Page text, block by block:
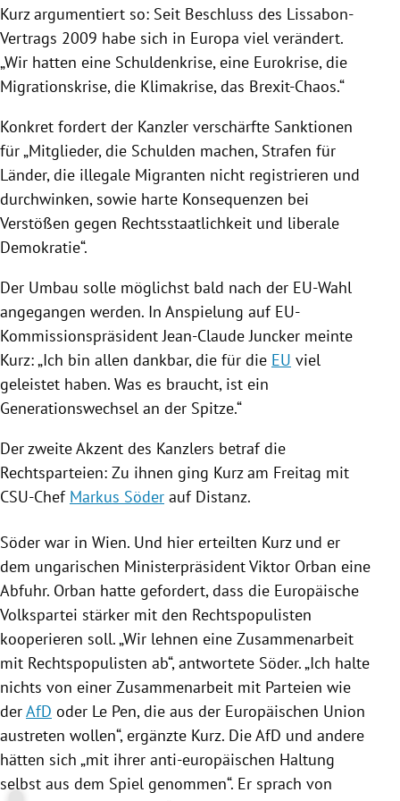
Kurz argumentiert so: Seit Beschluss des Lissabon-
Vertrags 2009 habe sich in Europa viel verändert.
„Wir hatten eine Schuldenkrise, eine Eurokrise, die
Migrationskrise, die Klimakrise, das Brexit-Chaos.“
Konkret fordert der Kanzler verschärfte Sanktionen
für „Mitglieder, die Schulden machen, Strafen für
Länder, die illegale Migranten nicht registrieren und
durchwinken, sowie harte Konsequenzen bei
Verstößen gegen Rechtsstaatlichkeit und liberale
Demokratie“.
Der Umbau solle möglichst bald nach der EU-Wahl
angegangen werden. In Anspielung auf EU-
KommissionspräsidentJean-Claude Juncker meinte
Kurz: „Ich bin allen dankbar, die für die EU viel
geleistet haben. Was es braucht, ist ein
Generationswechsel an der Spitze.“
Der zweite Akzent des Kanzlers betraf die
Rechtsparteien: Zu ihnen ging Kurz am Freitag mit
CSU-Chef Markus Söder auf Distanz.
Söder war in Wien. Und hier erteilten Kurz und er
dem ungarischen MinisterpräsidentViktor Orban eine
Abfuhr. Orban hatte gefordert, dass die Europäische
Volkspartei stärker mit den Rechtspopulisten
kooperieren soll. „Wir lehnen eine Zusammenarbeit
mit Rechtspopulisten ab“, antwortete Söder. „Ich halte
nichts von einer Zusammenarbeit mit Parteien wie
derAfD oder Le Pen, die aus der Europäischen Union
austreten wollen“, ergänzte Kurz. DieAfD und andere
hätten sich „mit ihrer anti-europäischen Haltung
selbst aus dem Spiel genommen“. Er sprach von